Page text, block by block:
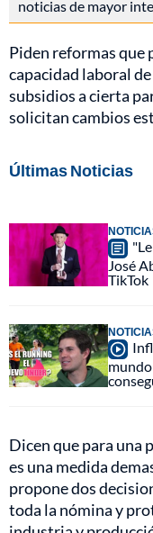
noticias de mayor
Piden reformas que
capacidad laboral
subsidios a cierta
solicitan cambios
Últimas Noticias
José
TikTok
Dicen que para una
es una medida
propone dos
toda la nómina y